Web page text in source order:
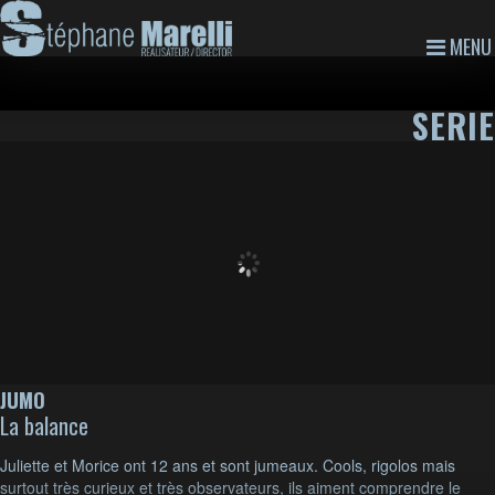
MENU
SERIE
JUMO
La balance
Juliette et Morice ont 12 ans et sont jumeaux. Cools, rigolos mais
surtout très curieux et très observateurs, ils aiment comprendre le